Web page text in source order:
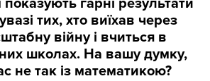
гарні результати
тих, хто виїхав через
війну і вчиться в
школах. На вашу думку,
не так із математикою?